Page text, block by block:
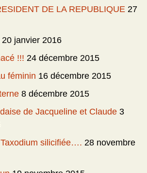
DE LA REPUBLIQUE 27
20 janvier 2016
!!! 24 décembre 2015
féminin 16 décembre 2015
8 décembre 2015
de Jacqueline et Claude 3
silicifiée…. 28 novembre